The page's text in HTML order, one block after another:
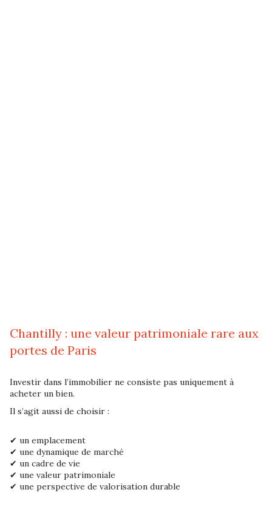
Chantilly : une valeur patrimoniale rare aux
portes de Paris
Investir dans l’immobilier ne consiste pas uniquement à
acheter un bien.
Il s’agit aussi de choisir :
✔ un emplacement
✔ une dynamique de marché
✔ un cadre de vie
✔ une valeur patrimoniale
✔ une perspective de valorisation durable